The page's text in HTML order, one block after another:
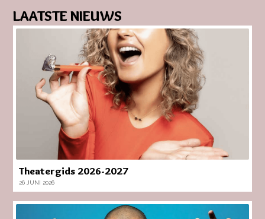
LAATSTE NIEUWS
Theatergids 2026-2027
26 JUNI 2026